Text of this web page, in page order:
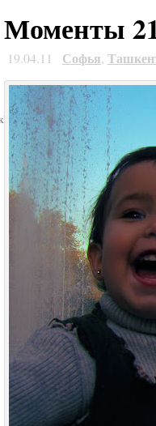
ИнтернетЯРазноеУзбекистан
Моменты
19.04.11 Софья,